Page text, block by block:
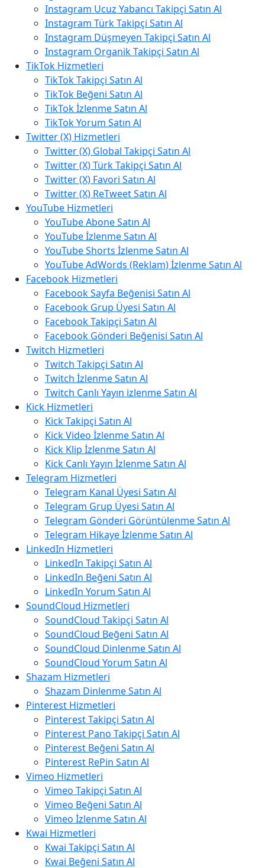
Instagram Ucuz Yabancı Takipçi Satın Al
Instagram Türk Takipçi Satın Al
Instagram Düşmeyen Takipçi Satın Al
Instagram Organik Takipçi Satın Al
TikTok Hizmetleri
TikTok Takipçi Satın Al
TikTok Beğeni Satın Al
TikTok İzlenme Satın Al
TikTok Yorum Satın Al
Twitter (X) Hizmetleri
Twitter (X) Global Takipçi Satın Al
Twitter (X) Türk Takipçi Satın Al
Twitter (X) Favori Satın Al
Twitter (X) ReTweet Satın Al
YouTube Hizmetleri
YouTube Abone Satın Al
YouTube İzlenme Satın Al
YouTube Shorts İzlenme Satın Al
YouTube AdWords (Reklam) İzlenme Satın Al
Facebook Hizmetleri
Facebook Sayfa Beğenisi Satın Al
Facebook Grup Üyesi Satın Al
Facebook Takipçi Satın Al
Facebook Gönderi Beğenisi Satın Al
Twitch Hizmetleri
Twitch Takipçi Satın Al
Twitch İzlenme Satın Al
Twitch Canlı Yayın izlenme Satın Al
Kick Hizmetleri
Kick Takipçi Satın Al
Kick Video İzlenme Satın Al
Kick Klip İzlenme Satın Al
Kick Canlı Yayın İzlenme Satın Al
Telegram Hizmetleri
Telegram Kanal Üyesi Satın Al
Telegram Grup Üyesi Satın Al
Telegram Gönderi Görüntülenme Satın Al
Telegram Hikaye İzlenme Satın Al
LinkedIn Hizmetleri
LinkedIn Takipçi Satın Al
LinkedIn Beğeni Satın Al
LinkedIn Yorum Satın Al
SoundCloud Hizmetleri
SoundCloud Takipçi Satın Al
SoundCloud Beğeni Satın Al
SoundCloud Dinlenme Satın Al
SoundCloud Yorum Satın Al
Shazam Hizmetleri
Shazam Dinlenme Satın Al
Pinterest Hizmetleri
Pinterest Takipçi Satın Al
Pinterest Pano Takipçi Satın Al
Pinterest Beğeni Satın Al
Pinterest RePin Satın Al
Vimeo Hizmetleri
Vimeo Takipçi Satın Al
Vimeo Beğeni Satın Al
Vimeo İzlenme Satın Al
Kwai Hizmetleri
Kwai Takipçi Satın Al
Kwai Beğeni Satın Al